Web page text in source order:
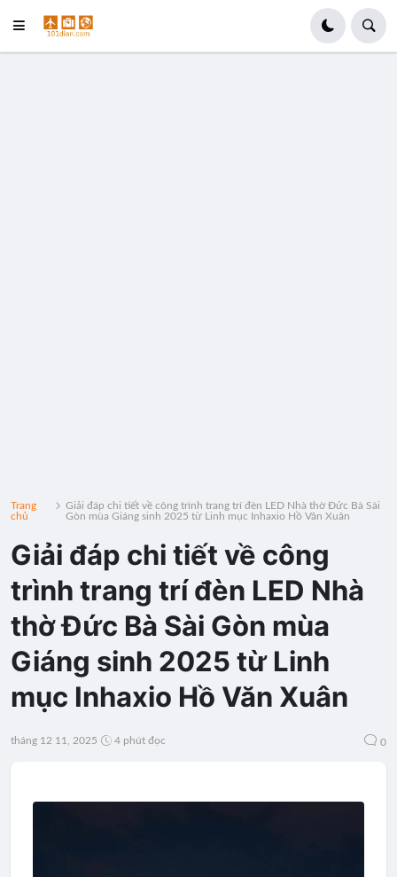
Trang
chủ
Giải đáp chi tiết về công trình trang trí đèn LED Nhà thờ Đức Bà Sài
Gòn mùa Giáng sinh 2025 từ Linh mục Inhaxio Hồ Văn Xuân
Giải đáp chi tiết về công
trình trang trí đèn LED Nhà
thờ Đức Bà Sài Gòn mùa
Giáng sinh 2025 từ Linh
mục Inhaxio Hồ Văn Xuân
tháng 12 11, 2025 4 phút đọc 0